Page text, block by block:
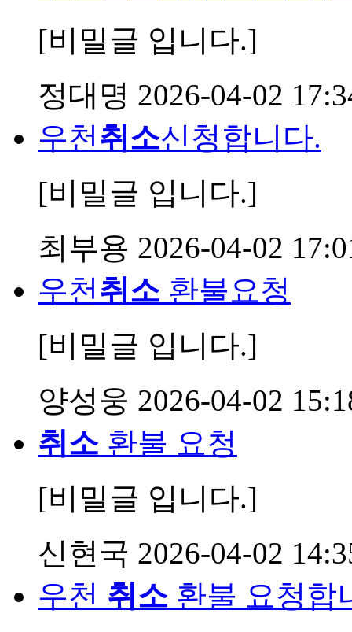
[비밀글 입니다.]
정대명 2026-04-02
우천취소신청합니다.
[비밀글 입니다.]
최부용 2026-04-02
우천취소 환불요청
[비밀글 입니다.]
양성웅 2026-04-02
취소 환불 요청
[비밀글 입니다.]
신현국 2026-04-02
우천 취소 환불 요청합